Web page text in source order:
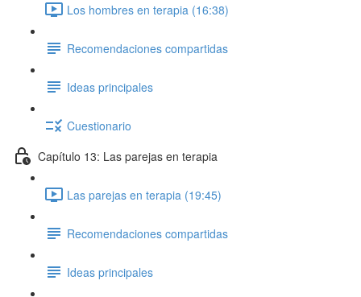
Los hombres en terapia (16:38)
Recomendaciones compartidas
Ideas principales
Cuestionario
Capítulo 13: Las parejas en terapia
Las parejas en terapia (19:45)
Recomendaciones compartidas
Ideas principales